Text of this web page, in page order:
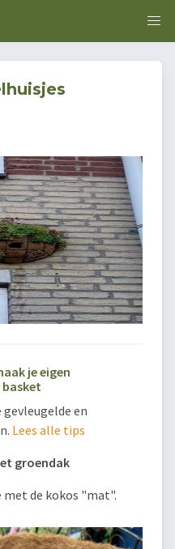
je eigen
basket
en
Lees alle tips
groendak
met de kokos "mat".